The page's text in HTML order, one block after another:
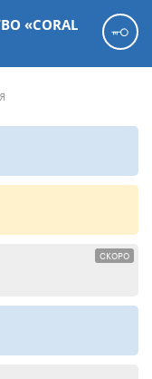
«CORAL
СКОРО